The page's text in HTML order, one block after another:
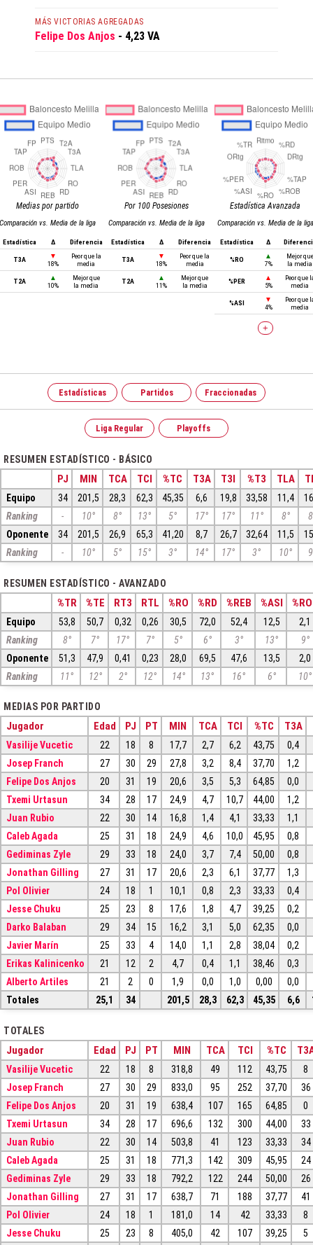
MÁS VICTORIAS AGREGADAS
Felipe Dos Anjos - 4,23 VA
Medias por partido
Comparación vs. Media de la liga
Estadística Δ Diferencia
T3A
▼
18%
Peor que la
media
T2A
▲
10%
Mejor que
la media
Por 100 Posesiones
Comparación vs. Media de la liga
Estadística Δ Diferencia
T3A
▼
18%
Peor que la
media
T2A
▲
11%
Mejor que
la media
Estadística Avanzada
Comparación vs. Media de la liga
Estadística Δ
%RO
▲
7%
Mejor que
la media
%PER
▲
5%
Peor que
media
%ASI
▼
4%
Peor que
media
+
Estadísticas Partidos Fraccionadas
Liga Regular Playoffs
RESUMEN ESTADÍSTICO - BÁSICO
PJ MIN TCA TCI %TC T3A T3I %T3 TLA
Equipo 34 201,5 28,3 62,3 45,35 6,6 19,8 33,58 11,4
Ranking
- 10° 8° 13° 5° 17° 17° 11° 8°
Oponente
34 201,5 26,9 65,3 41,20 8,7 26,7 32,64 11,5
Ranking
- 10° 5° 15° 3° 14° 17° 3° 10°
RESUMEN ESTADÍSTICO - AVANZADO
%TR %TE RT3 RTL %RO %RD %REB %ASI
Equipo 53,8 50,7 0,32 0,26 30,5 72,0 52,4 12,5
2,1
Ranking
8° 7° 17° 7° 5° 6° 3° 13°
9°
Oponente
51,3 47,9 0,41 0,23 28,0 69,5 47,6 13,5
2,0
Ranking
11° 12° 2° 12° 14° 13° 16° 6° 10°
MEDIAS POR PARTIDO
Jugador Edad PJ PT MIN TCA TCI %TC T3A
Vasilije Vucetic 22 18 8 17,7 2,7 6,2 43,75
0,4
Josep Franch
27 30 29 27,8 3,2 8,4 37,70
1,2
Felipe Dos Anjos
20 31 19 20,6 3,5 5,3 64,85
0,0
Txemi Urtasun
34 28 17 24,9 4,7 10,7 44,00
1,2
Juan Rubio
22 30 14 16,8 1,4 4,1 33,33
1,1
Caleb Agada
25 31 18 24,9 4,6 10,0 45,95
0,8
Gediminas Zyle
29 33 18 24,0 3,7 7,4 50,00
0,8
Jonathan Gilling
27 31 17 20,6 2,3 6,1 37,77
1,3
Pol Olivier
24 18 1 10,1 0,8 2,3 33,33
0,4
Jesse Chuku
25 23 8 17,6 1,8 4,7 39,25
0,2
Darko Balaban
29 34 15 16,2 3,1 5,0 62,35
0,0
Javier Marín
25 33 4 14,0 1,1 2,8 38,04
0,2
Erikas Kalinicenko
21 12 2 4,7 0,4 1,1 38,46
0,3
Alberto Artiles
21 2 0 1,9 0,0 1,0 0,00
0,0
Totales
25,1 34 201,5 28,3 62,3 45,35 6,6
TOTALES
Jugador Edad PJ PT MIN TCA TCI %TC
Vasilije Vucetic 22 18 8 318,8 49 112 43,75
8
Josep Franch
27 30 29 833,0 95 252 37,70
36
Felipe Dos Anjos
20 31 19 638,4 107 165 64,85
0
Txemi Urtasun
34 28 17 696,6 132 300 44,00
33
Juan Rubio
22 30 14 503,8 41 123 33,33
34
Caleb Agada
25 31 18 771,3 142 309 45,95
24
Gediminas Zyle
29 33 18 792,2 122 244 50,00
26
Jonathan Gilling
27 31 17 638,7 71 188 37,77
41
Pol Olivier
24 18 1 181,0 14 42 33,33
8
Jesse Chuku
25 23 8 405,0 42 107 39,25 5